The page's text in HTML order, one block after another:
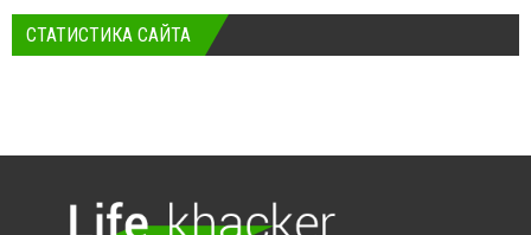
СТАТИСТИКА САЙТА